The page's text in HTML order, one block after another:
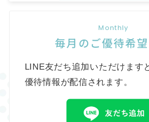
Monthly
毎月のご優待希
LINE友だち追加いただけます
優待情報が配信されます。